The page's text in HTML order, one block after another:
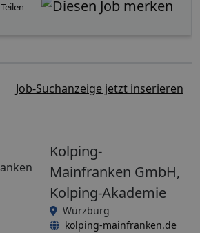
Teilen
Job-Suchanzeige jetzt inserieren
Kolping-
Mainfranken GmbH,
Kolping-Akademie
Würzburg
kolping-mainfranken.de